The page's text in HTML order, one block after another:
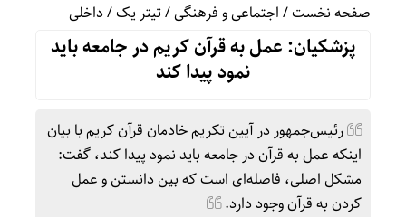
صفحه نخست/اجتماعی و فرهنگی/تیتر یک/داخلی
پزشکیان: عمل به قرآن کریم در جامعه باید
نمود پیدا کند
رئیس‌جمهور در آیین تکریم خادمان قرآن کریم با بیان
اینکه عمل به قرآن در جامعه باید نمود پیدا کند، گفت:
مشکل اصلی، فاصله‌ای است که بین دانستن و عمل
کردن به قرآن وجود دارد.